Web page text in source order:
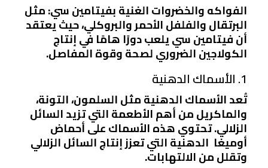
الفواكه والخضروات الغنية بفيتامين سي: مثل
البرتقال والفلفل الأحمر والبروكلي، حيث يعتقد
أن فيتامين سي يلعب دورًا هامًا في إنتاج
الكولاجين الضروري لصحة وقوة المفاصل.
1. الأسماك الدهنية
تُعد الأسماك الدهنية مثل السلمون، التونة،
والماكريل من أهم الأطعمة التي تزيد السائل
الزلالي. تحتوي هذه الأسماك على أحماض
أوميغا الدهنية التي تعزز إنتاج السائل الزلالي
وتقلل من الالتهابات.